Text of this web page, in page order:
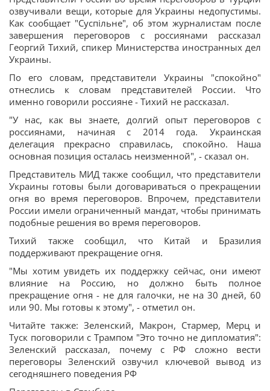
озвучивали вещи, которые для Украины недопустимы.
Как сообщает "Суспільне", об этом журналистам после
завершения переговоров с россиянами рассказал
Георгий Тихий, спикер Министерства иностранных дел
Украины.
По его словам, представители Украины "спокойно"
отнеслись к словам представителей России. Что
именно говорили россияне - Тихий не рассказал.
"У нас, как вы знаете, долгий опыт переговоров с
россиянами, начиная с 2014 года. Украинская
делегация прекрасно справилась, спокойно. Наша
основная позиция осталась неизменной", - сказал он.
Представитель МИД также сообщил, что представители
Украины готовы были договариваться о прекращении
огня во время переговоров. Впрочем, представители
России имели ограниченный мандат, чтобы принимать
подобные решения во время переговоров.
Тихий также сообщил, что Китай и Бразилия
поддерживают прекращение огня.
"Мы хотим увидеть их поддержку сейчас, они имеют
влияние на Россию, но должно быть полное
прекращение огня - не для галочки, не на 30 дней, 60
или 90. Мы готовы к этому", - отметил он.
Читайте также: Зеленский, Макрон, Стармер, Мерц и
Туск поговорили с Трампом "Это точно не дипломатия":
Зеленский рассказал, почему с РФ сложно вести
переговоры Зеленский озвучил ключевой вывод из
сегодняшнего поведения РФ